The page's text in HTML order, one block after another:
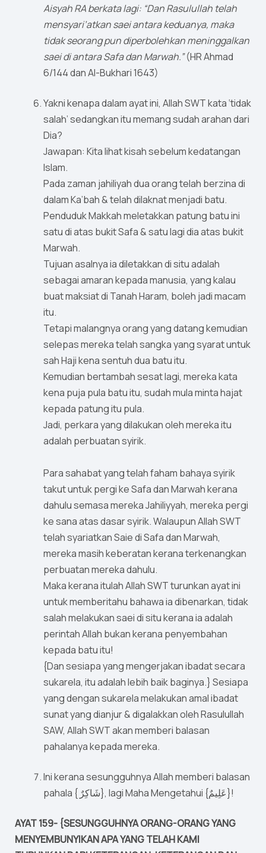
Aisyah RA berkata lagi: “Dan Rasulullah telah
mensyari’atkan saei antara keduanya, maka
tidak seorang pun diperbolehkan meninggalkan
saei di antara Safa dan Marwah.”(HR Ahmad
6/144 dan Al-Bukhari 1643)
Yakni kenapa dalam ayat ini, Allah SWT kata ‘tidak
salah’ sedangkan itu memang sudah arahan dari
Dia?
Jawapan: Kita lihat kisah sebelum kedatangan
Islam.
Pada zaman jahiliyah dua orang telah berzina di
dalam Ka’bah & telah dilaknat menjadi batu.
Penduduk Makkah meletakkan patung batu ini
satu di atas bukit Safa & satu lagi dia atas bukit
Marwah.
Tujuan asalnya ia diletakkan di situ adalah
sebagai amaran kepada manusia, yang kalau
buat maksiat di Tanah Haram, boleh jadi macam
itu.
Tetapi malangnya orang yang datang kemudian
selepas mereka telah sangka yang syarat untuk
sah Haji kena sentuh dua batu itu.
Kemudian bertambah sesat lagi, mereka kata
kena puja pula batu itu, sudah mula minta hajat
kepada patung itu pula.
Jadi, perkara yang dilakukan oleh mereka itu
adalah perbuatan syirik.
Para sahabat yang telah faham bahaya syirik
takut untuk pergi ke Safa dan Marwah kerana
dahulu semasa mereka Jahiliyyah, mereka pergi
ke sana atas dasar syirik. Walaupun Allah ‎SWT
telah syariatkan Saie di Safa dan Marwah,
mereka masih keberatan kerana terkenangkan
perbuatan mereka dahulu.
Maka kerana itulah Allah ‎SWT turunkan ayat ini
untuk memberitahu bahawa ia dibenarkan, tidak
salah melakukan saei di situ kerana ia adalah
perintah Allah bukan kerana penyembahan
kepada batu itu!
{Dan sesiapa yang mengerjakan ibadat secara
sukarela, itu adalah lebih baik baginya.} Sesiapa
yang dengan sukarela melakukan amal ibadat
sunat yang dianjur & digalakkan oleh Rasulullah
SAW, Allah SWT akan memberi balasan
pahalanya kepada mereka.
Ini kerana sesungguhnya Allah memberi balasan
pahala { شَاكِرٌ}, lagi Maha Mengetahui {عَلِيمٌ}!
AYAT 159- {SESUNGGUHNYA ORANG-ORANG YANG
MENYEMBUNYIKAN APA YANG TELAH KAMI